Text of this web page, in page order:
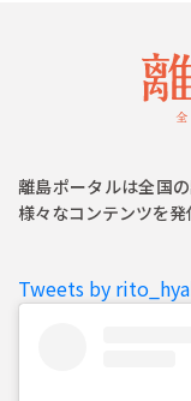
離島ポータルは全国
様々なコンテンツを
Tweets by